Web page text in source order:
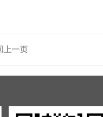
上一页